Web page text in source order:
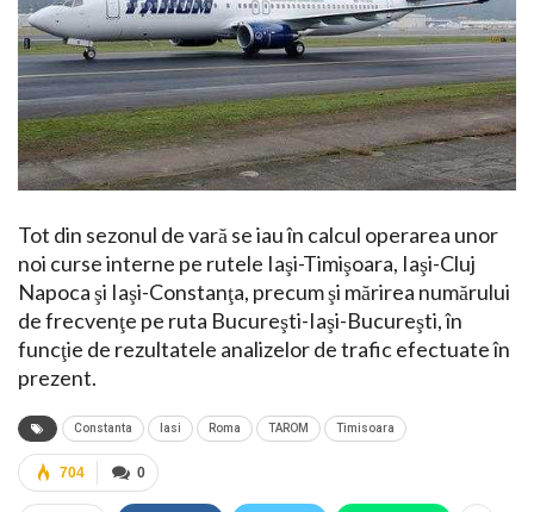
Tot din sezonul de vară se iau în calcul operarea unor
noi curse interne pe rutele Iaşi-Timişoara, Iaşi-Cluj
Napoca şi Iaşi-Constanţa, precum şi mărirea numărului
de frecvenţe pe ruta Bucureşti-Iaşi-Bucureşti, în
funcţie de rezultatele analizelor de trafic efectuate în
prezent.
Constanta Iasi Roma TAROM Timisoara
0
704